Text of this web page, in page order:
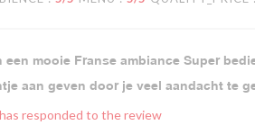
een mooie Franse ambiance Super
aan geven door je veel aandacht te
has responded to the review